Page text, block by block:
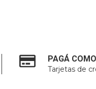
PAGÁ
Tarjetas de